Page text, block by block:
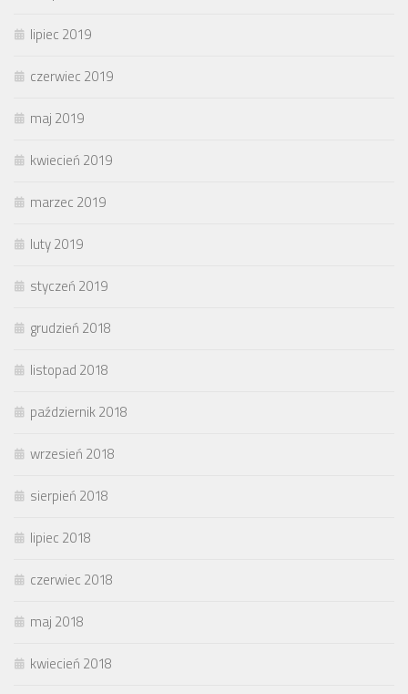
lipiec 2019
czerwiec 2019
maj 2019
kwiecień 2019
marzec 2019
luty 2019
styczeń 2019
grudzień 2018
listopad 2018
październik 2018
wrzesień 2018
sierpień 2018
lipiec 2018
czerwiec 2018
maj 2018
kwiecień 2018